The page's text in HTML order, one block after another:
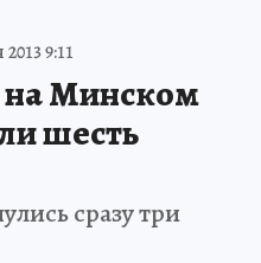
9:11
Минском
шесть
сразу три